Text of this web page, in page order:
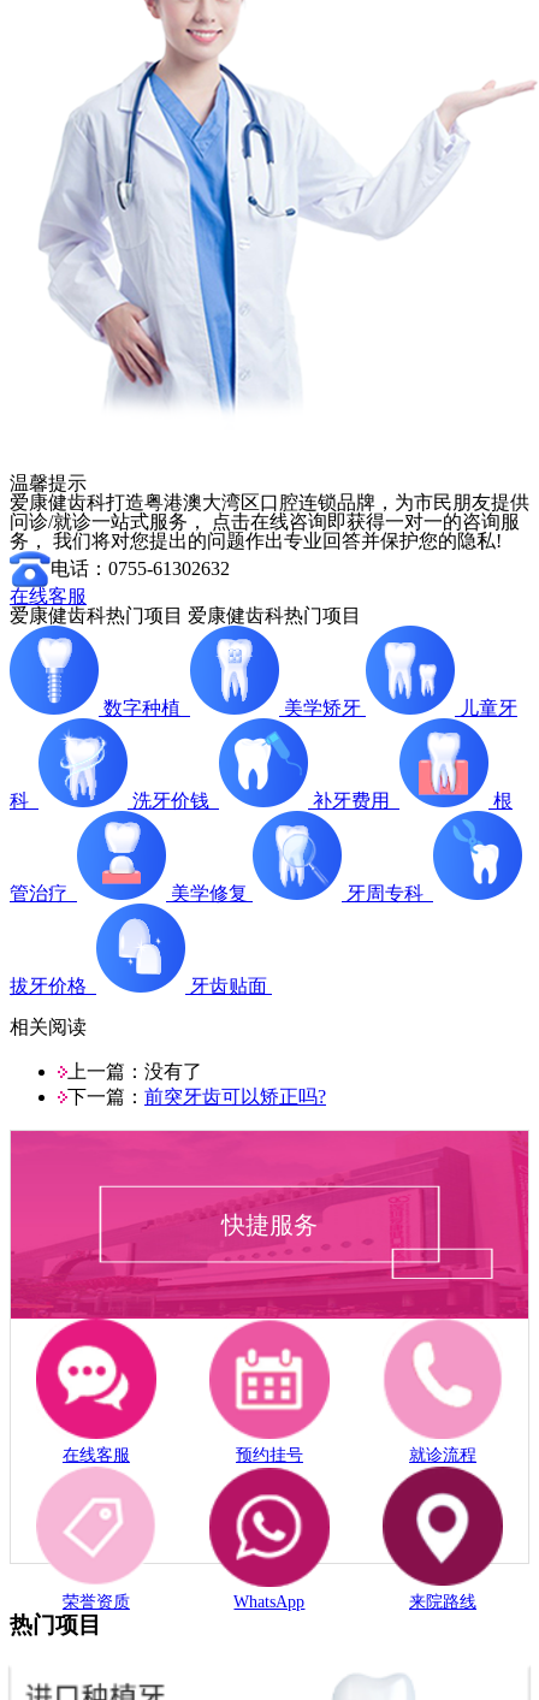
温馨提示
爱康健齿科打造粤港澳大湾区口腔连锁品牌，为市民朋友提供
问诊/就诊一站式服务， 点击在线咨询即获得一对一的咨询服
务， 我们将对您提出的问题作出专业回答并保护您的隐私!
电话：0755-61302632
在线客服
爱康健齿科热门项目 爱康健齿科热门项目
数字种植 美学矫牙 儿童牙
科 洗牙价钱 补牙费用 根
管治疗 美学修复 牙周专科
拔牙价格
牙齿贴面
相关阅读
上一篇：没有了
下一篇： 前突牙齿可以矫正吗?
快捷服务
在线客服 预约挂号 就诊流程
荣誉资质 WhatsApp 来院路线
热门项目